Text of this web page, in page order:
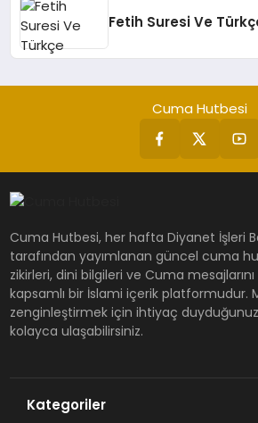
Fetih Suresi Ve
Cuma Hutbesi
Cuma Hutbesi, her hafta Diyanet İşleri
tarafından yayımlanan güncel cuma
zikirleri, dini bilgileri ve Cuma
kapsamlı bir İslami içerik platformudur.
zenginleştirmek için ihtiyaç
kolayca ulaşabilirsiniz.
Kategoriler